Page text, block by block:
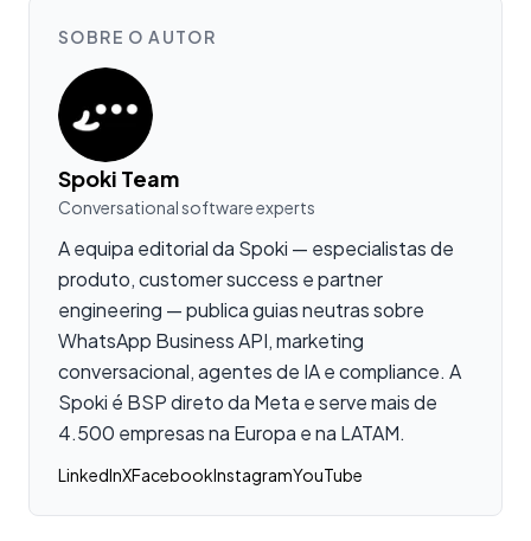
SOBRE O AUTOR
Spoki Team
Conversational software experts
A equipa editorial da Spoki — especialistas de
produto, customer success e partner
engineering — publica guias neutras sobre
WhatsApp Business API, marketing
conversacional, agentes de IA e compliance. A
Spoki é BSP direto da Meta e serve mais de
4.500 empresas na Europa e na LATAM.
LinkedInXFacebookInstagramYouTube